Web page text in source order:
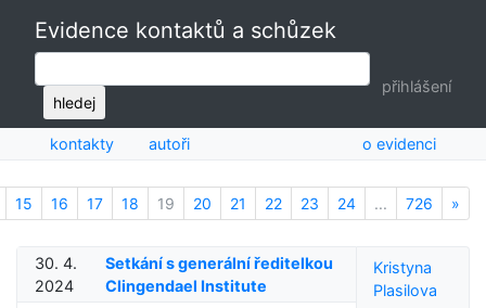
Evidence kontaktů a schůzek
hledej
přihlášení
kontakty autoři o evidenci
15 16 17 18 19 20 21 22 23 24 ... 726 »
30. 4.
2024
Setkání s generální ředitelkou
Clingendael Institute
Kristyna
Plasilova